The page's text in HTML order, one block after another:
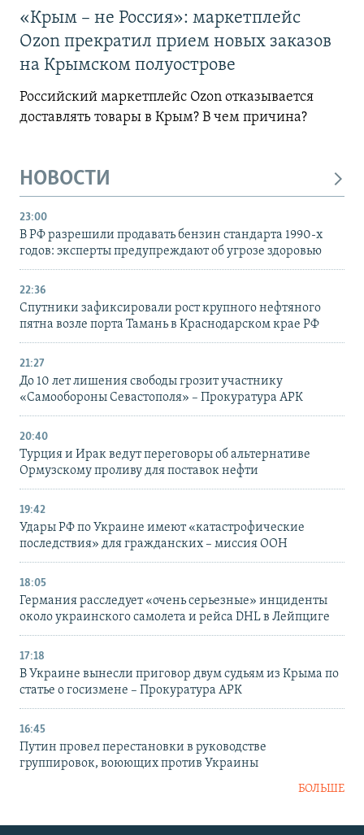
«Крым – не Россия»: маркетплейс
Ozon прекратил прием новых заказов
на Крымском полуострове
Российский маркетплейс Ozon отказывается
доставлять товары в Крым? В чем причина?
НОВОСТИ
23:00
В РФ разрешили продавать бензин стандарта 1990-х
годов: эксперты предупреждают об угрозе здоровью
22:36
Спутники зафиксировали рост крупного нефтяного
пятна возле порта Тамань в Краснодарском крае РФ
21:27
До 10 лет лишения свободы грозит участнику
«Самообороны Севастополя» – Прокуратура АРК
20:40
Турция и Ирак ведут переговоры об альтернативе
Ормузскому проливу для поставок нефти
19:42
Удары РФ по Украине имеют «катастрофические
последствия» для гражданских – миссия ООН
18:05
Германия расследует «очень серьезные» инциденты
около украинского самолета и рейса DHL в Лейпциге
17:18
В Украине вынесли приговор двум судьям из Крыма по
статье о госизмене – Прокуратура АРК
16:45
Путин провел перестановки в руководстве
группировок, воюющих против Украины
БОЛЬШЕ